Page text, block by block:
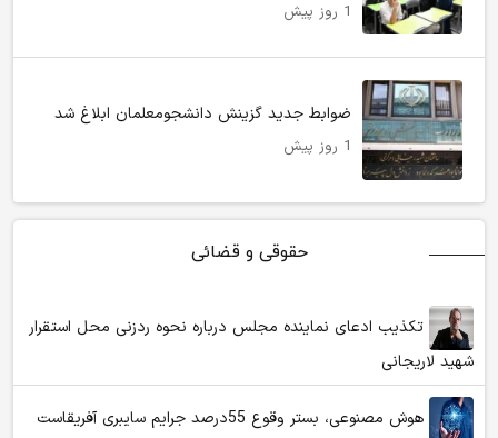
1 روز پیش
ضوابط جدید گزینش دانشجومعلمان ابلاغ شد
1 روز پیش
حقوقی و قضائی
تکذیب ادعای نماینده مجلس درباره نحوه ردزنی محل استقرار
شهید لاریجانی
هوش مصنوعی، بستر وقوع 55درصد جرایم سایبری آفریقاست